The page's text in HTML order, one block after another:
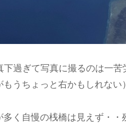
下過ぎて写真に撮るのは一苦
もうちょっと右かもしれない）
多く自慢の桟橋は見えず・・